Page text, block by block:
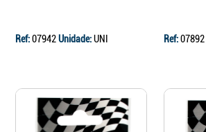
Ref:07942Unidade:UNI Ref:07892